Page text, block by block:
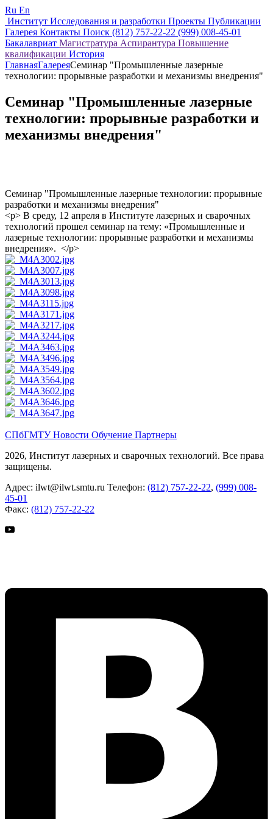
Ru En
Институт Исследования и разработки Проекты Публикации
Галерея Контакты Поиск (812) 757-22-22 (999) 008-45-01
Бакалавриат Магистратура Аспирантура Повышение
квалификации История
ГлавнаяГалереяСеминар "Промышленные лазерные
технологии: прорывные разработки и механизмы внедрения"
Семинар "Промышленные лазерные
технологии: прорывные разработки и
механизмы внедрения"
Семинар "Промышленные лазерные технологии: прорывные
разработки и механизмы внедрения"
<p> В среду, 12 апреля в Институте лазерных и сварочных
технологий прошел семинар на тему: «Промышленные и
лазерные технологии: прорывные разработки и механизмы
внедрения». </p>
СПбГМТУНовости Обучение Партнеры
2026, Институт лазерных и сварочных технологий. Все права
защищены.
Адрес: ilwt@ilwt.smtu.ru Телефон: (812) 757-22-22, (999) 008-
45-01
Факс: (812) 757-22-22